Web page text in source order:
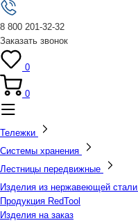
8 800 201-32-32
Заказать звонок
0
0
Тележки
Системы хранения
Лестницы передвижные
Изделия из нержавеющей стали
Продукция RedTool
Изделия на заказ